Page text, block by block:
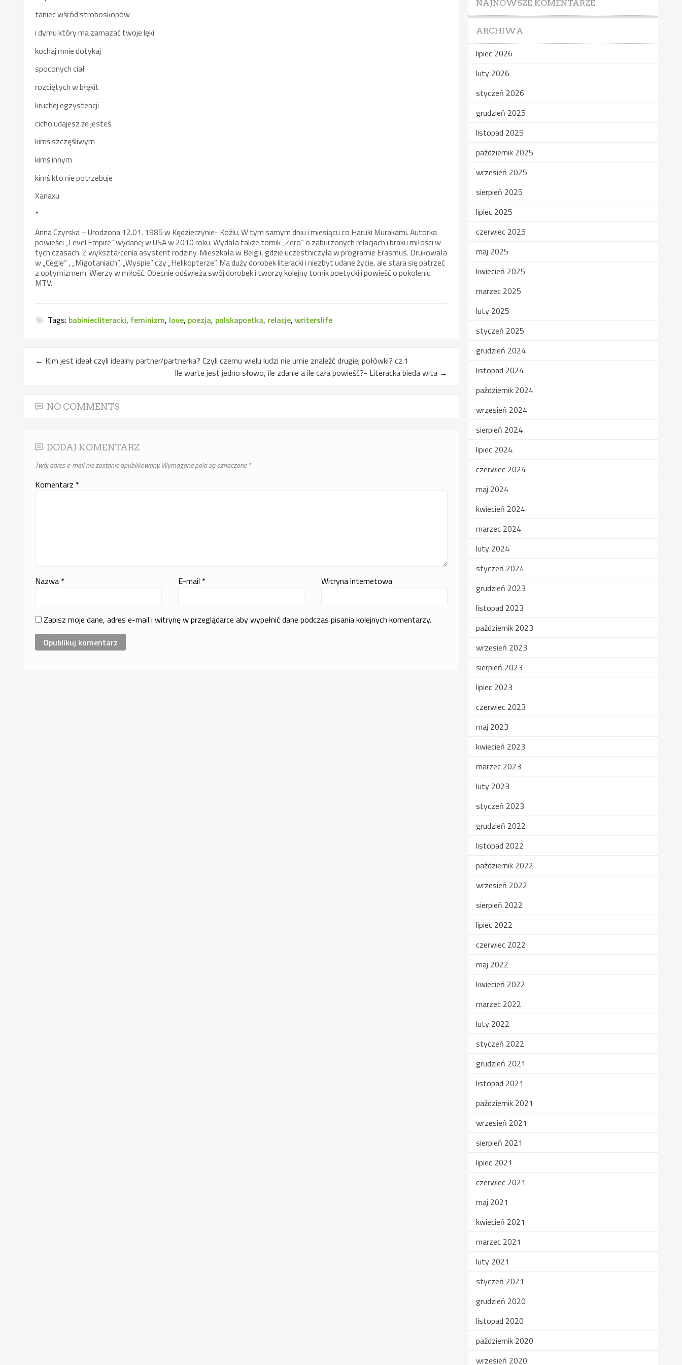
taniec wśród stroboskopów
i dymu który ma zamazać twoje lęki
kochaj mnie dotykaj
spoconych ciał
rozciętych w błękit
kruchej egzystencji
cicho udajesz że jesteś
kimś szczęśliwym
kimś innym
kimś kto nie potrzebuje
Xanaxu
*
Anna Czyrska – Urodzona 12.01. 1985 w Kędzierzynie- Koźlu. W tym samym dniu i miesiącu co Haruki Murakami. Autorka
powieści „Level Empire” wydanej w USA w 2010 roku. Wydała także tomik „Zero” o zaburzonych relacjach i braku miłości w
tych czasach. Z wykształcenia asystent rodziny. Mieszkała w Belgii, gdzie uczestniczyła w programie Erasmus. Drukowała
w „Cegle” , „Migotaniach”, „Wyspie” czy „Helikopterze”. Ma duży dorobek literacki i niezbyt udane życie, ale stara się patrzeć
z optymizmem. Wierzy w miłość. Obecnie odświeża swój dorobek i tworzy kolejny tomik poetycki i powieść o pokoleniu
MTV.
Tags: babiniecliteracki, feminizm, love, poezja, polskapoetka, relacje,writerslife
← Kim jest ideał czyli idealny partner/partnerka? Czyli czemu wielu ludzi nie umie znaleźć drugiej połówki? cz.1
Ile warte jest jedno słowo, ile zdanie a ile cała powieść?- Literacka bieda wita →
NO COMMENTS
DODAJ KOMENTARZ
Twój adres e-mail nie zostanie opublikowany. Wymagane pola są oznaczone*
Komentarz *
Nazwa * E-mail * Witryna internetowa
Zapisz moje dane, adres e-mail i witrynę w przeglądarce aby wypełnić dane podczas pisania kolejnych komentarzy.
NAJNOWSZE KOMENTARZE
ARCHIWA
lipiec 2026
luty 2026
styczeń 2026
grudzień 2025
listopad 2025
październik 2025
wrzesień 2025
sierpień 2025
lipiec 2025
czerwiec 2025
maj 2025
kwiecień 2025
marzec 2025
luty 2025
styczeń 2025
grudzień 2024
listopad 2024
październik 2024
wrzesień 2024
sierpień 2024
lipiec 2024
czerwiec 2024
maj 2024
kwiecień 2024
marzec 2024
luty 2024
styczeń 2024
grudzień 2023
listopad 2023
październik 2023
wrzesień 2023
sierpień 2023
lipiec 2023
czerwiec 2023
maj 2023
kwiecień 2023
marzec 2023
luty 2023
styczeń 2023
grudzień 2022
listopad 2022
październik 2022
wrzesień 2022
sierpień 2022
lipiec 2022
czerwiec 2022
maj 2022
kwiecień 2022
marzec 2022
luty 2022
styczeń 2022
grudzień 2021
listopad 2021
październik 2021
wrzesień 2021
sierpień 2021
lipiec 2021
czerwiec 2021
maj 2021
kwiecień 2021
marzec 2021
luty 2021
styczeń 2021
grudzień 2020
listopad 2020
październik 2020
wrzesień 2020